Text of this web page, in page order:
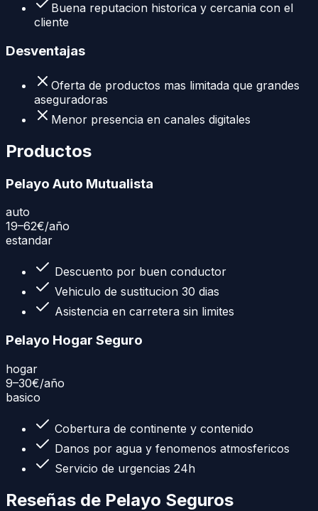
Buena reputacion historica y cercania con el
cliente
Desventajas
Oferta de productos mas limitada que grandes
aseguradoras
Menor presencia en canales digitales
Productos
Pelayo Auto Mutualista
auto
19–62€/año
estandar
Descuento por buen conductor
Vehiculo de sustitucion 30 dias
Asistencia en carretera sin limites
Pelayo Hogar Seguro
hogar
9–30€/año
basico
Cobertura de continente y contenido
Danos por agua y fenomenos atmosfericos
Servicio de urgencias 24h
Reseñas de Pelayo Seguros